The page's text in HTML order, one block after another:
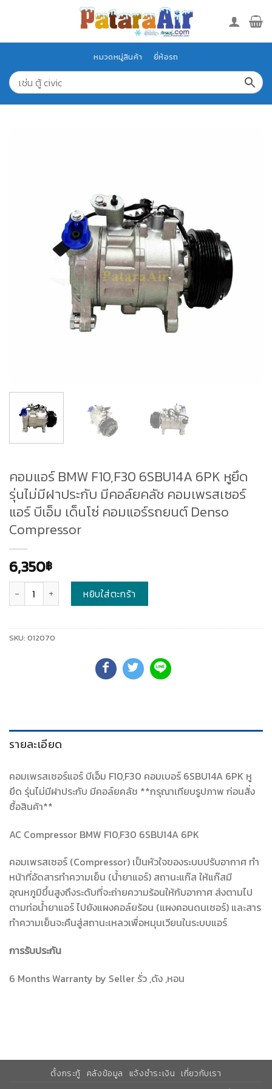
หมวดหมู่สินค้า ยี่ห้อรถ
คอมแอร์ BMW F10,F30 6SBU14A 6PK หูยึด
รุ่นไม่มีฝาประกับ มีคอล์ยคลัช คอมเพรสเซอร์
แอร์ บีเอ็ม เด็นโซ่ คอมแอร์รถยนต์ Denso
Compressor
6,350฿
หยิบใส่ตะกร้า
SKU: 012070
รายละเอียด
คอมเพรสเซอร์แอร์ บีเอ็ม F10,F30 คอมเบอร์ 6SBU14A 6PK หู
ยึด รุ่นไม่มีฝาประกับ มีคอล์ยคลัช **กรุณาเทียบรูปภาพ ก่อนสั่ง
ซื้อสินค้า**
AC Compressor BMW F10,F30 6SBU14A 6PK
คอมเพรสเซอร์ (Compressor) เป็นหัวใจของระบบปรับอากาศ ทำ
หน้าที่อัดสารทำความเย็น (น้ำยาแอร์) สถานะแก๊ส ให้แก๊สมี
อุณหภูมิขึ้นสูงถึงระดับที่จะถ่ายความร้อนให้กับอากาศ ส่งตามไป
ตามท่อน้ำยาแอร์ ไปยังแผงคอล์ยร้อน (แผงคอนดนเซอร์) และสาร
ทำความเย็นจะคืนสู่สถานะเหลวเพื่อหมุนเวียนในระบบแอร์
การรับประกัน
6 Months Warranty by Seller รั่ว ,ดัง ,หอน
ตั้งกระทู้ คลังข้อมูล แจ้งชำระเงิน เกี่ยวกับเรา